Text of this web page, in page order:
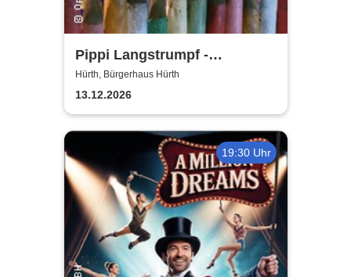
Pippi Langstrumpf -
Bürgerhaus Hürth
Hürth, Bürgerhaus Hürth
13.12.2026
19:30 Uhr